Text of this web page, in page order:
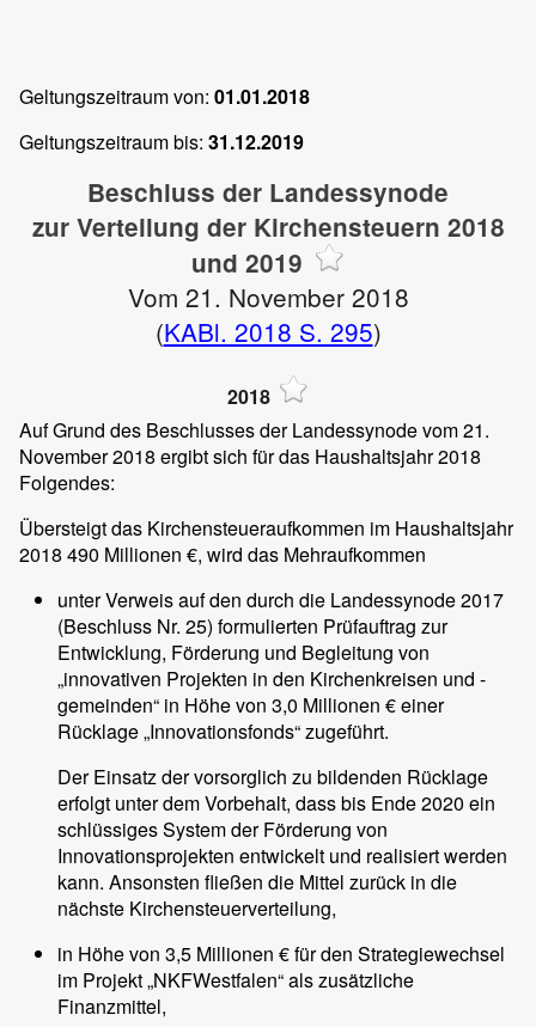
Geltungszeitraum von: 01.01.2018
Geltungszeitraum bis: 31.12.2019
Beschluss der Landessynode
zur Verteilung der Kirchensteuern 2018
und 2019
Vom 21. November 2018
(KABl. 2018 S. 295)
2018
Auf Grund des Beschlusses der Landessynode vom 21.
November 2018 ergibt sich für das Haushaltsjahr 2018
Folgendes:
Übersteigt das Kirchensteueraufkommen im Haushaltsjahr
2018 490 Millionen €, wird das Mehraufkommen
unter Verweis auf den durch die Landessynode 2017
(Beschluss Nr. 25) formulierten Prüfauftrag zur
Entwicklung, Förderung und Begleitung von
„innovativen Projekten in den Kirchenkreisen und -
gemeinden“ in Höhe von 3,0 Millionen € einer
Rücklage „Innovationsfonds“ zugeführt.
Der Einsatz der vorsorglich zu bildenden Rücklage
erfolgt unter dem Vorbehalt, dass bis Ende 2020 ein
schlüssiges System der Förderung von
Innovationsprojekten entwickelt und realisiert werden
kann. Ansonsten fließen die Mittel zurück in die
nächste Kirchensteuerverteilung,
in Höhe von 3,5 Millionen € für den Strategiewechsel
im Projekt „NKFWestfalen“ als zusätzliche
Finanzmittel,